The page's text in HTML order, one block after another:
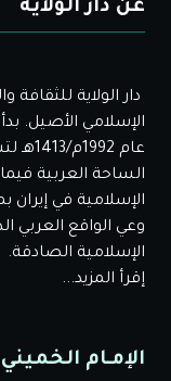
عن دار الولاية
دار الولاية
الإسلامي الأصيل.
عام
الساحة العربية
الإسلامية في إيران
وعي الواقع العربي
الإسلامية الصادقة.
إقرأ المزيد...
الإمـام الخميني